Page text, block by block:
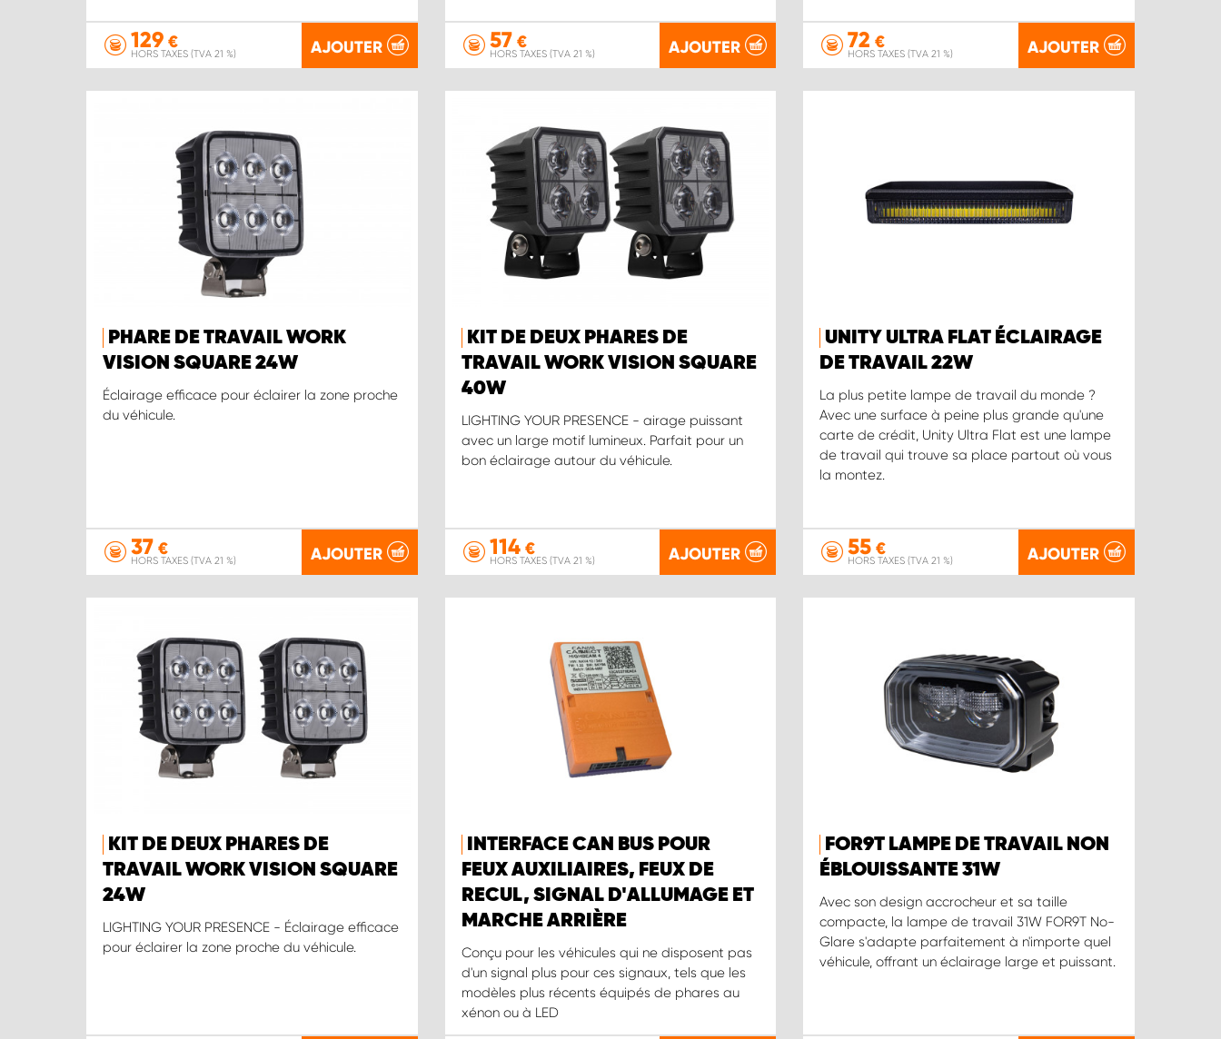
129 €
HORS TAXES (TVA 21 %) AJOUTER 57€
HORS TAXES (TVA 21 %) AJOUTER 72 €
HORS TAXES (TVA 21 %) AJOUTER
PHARE DE TRAVAIL WORK
VISION SQUARE 24W
Éclairage efficace pour éclairer la zone proche
du véhicule.
37 €
HORS TAXES (TVA 21 %) AJOUTER
KIT DE DEUX PHARES DE
TRAVAIL WORK VISION SQUARE
40W
LIGHTING YOUR PRESENCE - airage puissant
avec un large motif lumineux. Parfait pour un
bon éclairage autour du véhicule.
114€
HORS TAXES (TVA 21 %) AJOUTER
UNITY ULTRA FLAT ÉCLAIRAGE
DE TRAVAIL 22W
La plus petite lampe de travail du monde ?
Avec une surface à peine plus grande qu'une
carte de crédit, Unity Ultra Flat est une lampe
de travail qui trouve sa place partout où vous
la montez.
55 €
HORS TAXES (TVA 21 %) AJOUTER
KIT DE DEUX PHARES DE
TRAVAIL WORK VISION SQUARE
24W
LIGHTING YOUR PRESENCE - Éclairage efficace
pour éclairer la zone proche du véhicule.
INTERFACE CAN BUS POUR
FEUX AUXILIAIRES, FEUX DE
RECUL, SIGNAL D'ALLUMAGE ET
MARCHE ARRIÈRE
Conçu pour les véhicules qui ne disposent pas
d'un signal plus pour ces signaux, tels que les
modèles plus récents équipés de phares au
xénon ou à LED
FOR9T LAMPE DE TRAVAIL NON
ÉBLOUISSANTE 31W
Avec son design accrocheur et sa taille
compacte, la lampe de travail 31W FOR9T No-
Glare s'adapte parfaitement à n'importe quel
véhicule, offrant un éclairage large et puissant.